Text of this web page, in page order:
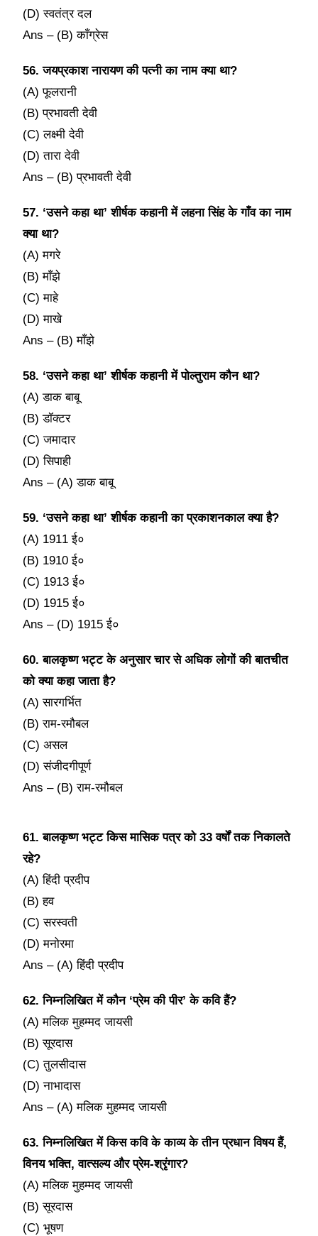
(D) स्वतंत्र दल
Ans – (B) काँग्रेस
56. जयप्रकाश नारायण की पत्नी का नाम क्या था?
(A) फूलरानी
(B) प्रभावती देवी
(C) लक्ष्मी देवी
(D) तारा देवी
Ans – (B) प्रभावती देवी
57. ‘उसने कहा था’ शीर्षक कहानी में लहना सिंह के गाँव का नाम
क्या था?
(A) मगरे
(B) माँझे
(C) माहे
(D) माखे
Ans – (B) माँझे
58. ‘उसने कहा था’ शीर्षक कहानी में पोल्तुराम कौन था?
(A) डाक बाबू
(B) डॉक्टर
(C) जमादार
(D) सिपाही
Ans – (A) डाक बाबू
59. ‘उसने कहा था’ शीर्षक कहानी का प्रकाशनकाल क्या है?
(A) 1911 ई०
(B) 1910 ई०
(C) 1913 ई०
(D) 1915 ई०
Ans – (D) 1915 ई०
60. बालकृष्ण भट्ट के अनुसार चार से अधिक लोगों की बातचीत
को क्या कहा जाता है?
(A) सारगर्भित
(B) राम-रमौबल
(C) असल
(D) संजीदगीपूर्ण
Ans – (B) राम-रमौबल
61. बालकृष्ण भट्ट किस मासिक पत्र को 33 वर्षों तक निकालते
रहे?
(A) हिंदी प्रदीप
(B) हव
(C) सरस्वती
(D) मनोरमा
Ans – (A) हिंदी प्रदीप
62. निम्नलिखित में कौन ‘प्रेम की पीर’ के कवि हैं?
(A) मलिक मुहम्मद जायसी
(B) सूरदास
(C) तुलसीदास
(D) नाभादास
Ans – (A) मलिक मुहम्मद जायसी
63. निम्नलिखित में किस कवि के काव्य के तीन प्रधान विषय हैं,
विनय भक्ति, वात्सल्य और प्रेम-श्रृंगार?
(A) मलिक मुहम्मद जायसी
(B) सूरदास
(C) भूषण